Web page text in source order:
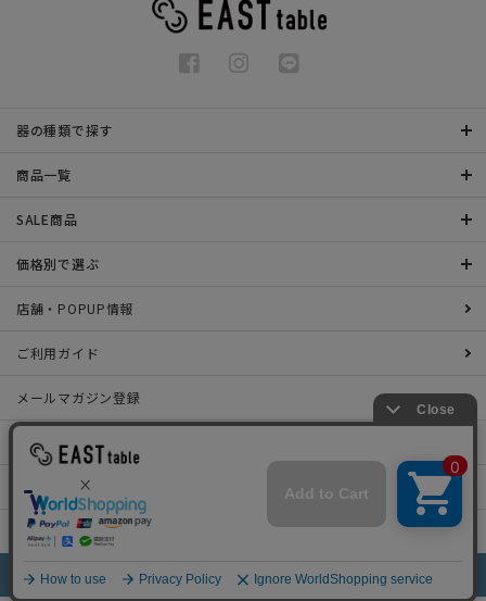
器の種類で探す
商品一覧
SALE商品
価格別で選ぶ
店舗・POPUP情報
ご利用ガイド
メールマガジン登録
お問い合わせ
特定商取引法表示について
プライバシーポリシー
©2022 EAST table All rights Reserved.